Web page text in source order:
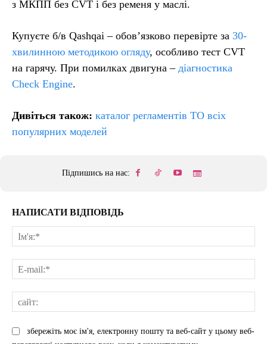
з МКПП без CVT і без ременя у маслі.
Купуєте б/в Qashqai – обов’язково перевірте за 30-
хвилинною методикою огляду, особливо тест CVT
на гарячу. При помилках двигуна – діагностика
Check Engine.
Дивіться також: каталог регламентів ТО всіх
популярних моделей
Підпишись на нас:
НАПИСАТИ ВІДПОВІДЬ
збережіть моє ім'я, електронну пошту та веб-сайт у цьому веб-